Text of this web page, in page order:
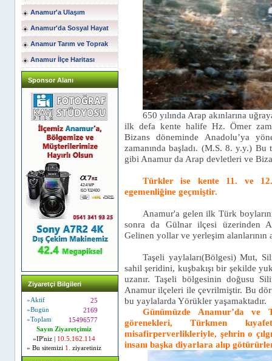
Anamur'a Ulaşım
Anamur'da Sosyal Hayat
Anamur Tarım ve Toprak
Anamur İlçe Haritası
Sponsor Alanı
Ziyaretçi Bilgileri
»Aktif
25
»Bugün
2169
»Toplam
15496577
Sayın Ziyaretçimiz
»IP'niz |
10.5.162.114
» Bu sitemizi 1. ziyaretiniz
650 yılında Arap akınlarına
ilk defa kente halife Hz. Ömer
Bizans döneminde Anadolu’ya
zamanında başladı. (M.S. 8. y.y.)
gibi Anamur da Arap devletleri ve
Türkler ise kente 11. ve
egemenliğine geçmiştir.
Anamur'a gelen ilk Türk
sonra da Gülnar ilçesi üzerinden
Gelinen yollar ve yerleşim alanlarının
Taşeli yaylaları(Bölgesi) Mut,
sahil şeridini, kuşbakışı bir şekilde
uzanır. Taşeli bölgesinin doğusu
Anamur ilçeleri ile çevrilmiştir. Bu
bu yaylalarda Yörükler yaşamaktadır.
Günümüzde Anamur’da ve
görenekleri, Türkmen
misafirperverlikleriyle, şehrin o
insanı başka diyarlara alıp